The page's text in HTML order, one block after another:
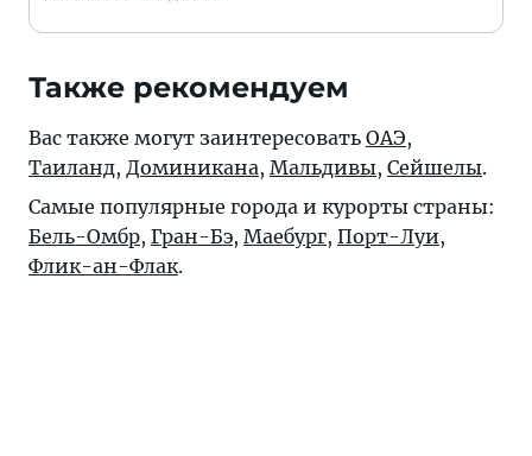
Также рекомендуем
Вас также могут заинтересовать ОАЭ,
Таиланд, Доминикана, Мальдивы, Сейшелы.
Самые популярные города и курорты страны:
Бель-Омбр, Гран-Бэ, Маебург, Порт-Луи,
Флик-ан-Флак.